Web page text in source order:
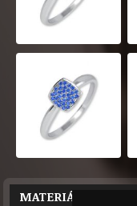
MATERIÁL